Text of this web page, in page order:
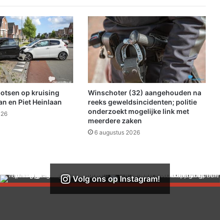
i
n
N
i
e
u
w
o
d
op kruising
en Piet Heinlaan
Winschoter (32) aangehouden na
reeks geweldsincidenten; politie
onderzoekt mogelijke link met
meerdere zaken
6 augustus 2026
Volg ons op Instagram!